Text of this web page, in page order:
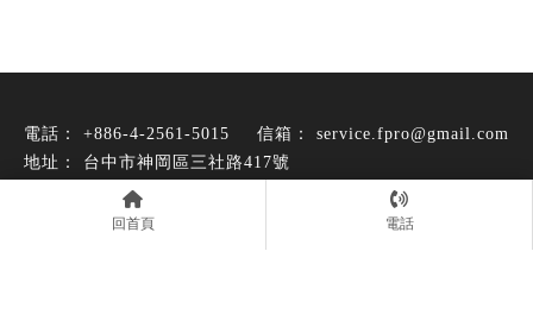
回首頁 電話
+886-4-2561-5015
service.fpro@gmail.com
台中市神岡區三社路417號
音響店 台中音響店
家用音響買賣
台中家用音響買賣